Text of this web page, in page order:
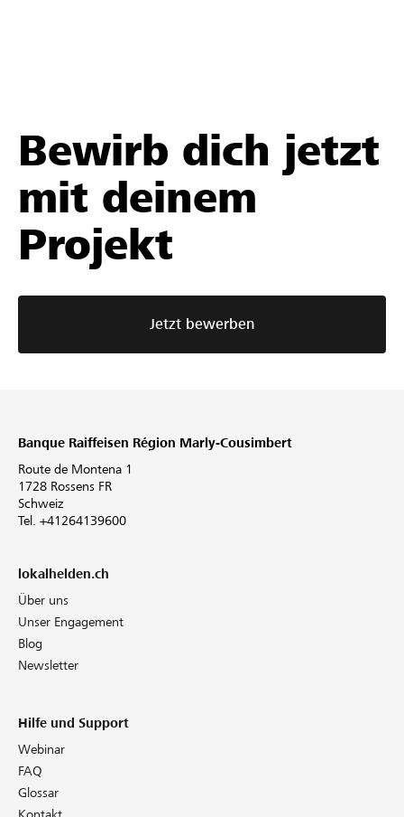
Bewirb dich jetzt
mit deinem
Projekt
Jetzt bewerben
Banque Raiffeisen Région Marly-Cousimbert
Route de Montena 1
1728 Rossens FR
Schweiz
Tel. +41264139600
lokalhelden.ch
Über uns
Unser Engagement
Blog
Newsletter
Hilfe und Support
Webinar
FAQ
Glossar
Kontakt